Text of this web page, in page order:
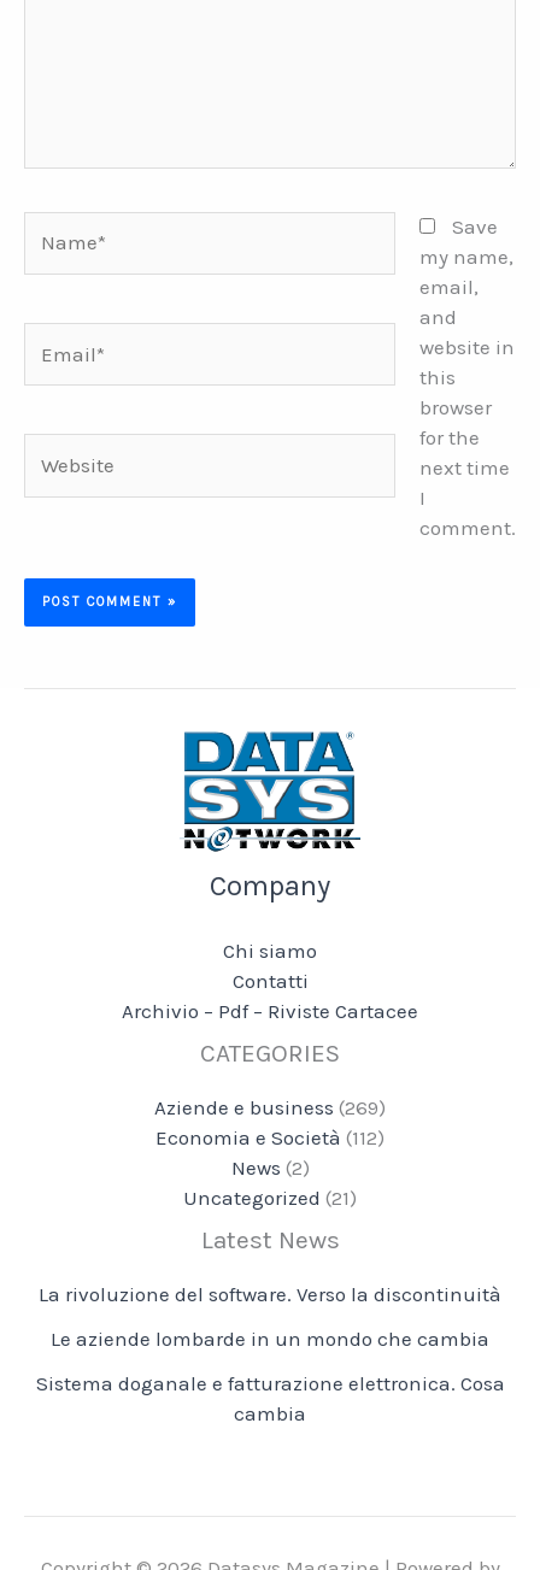
Save
my name,
email,
and
website in
this
browser
for the
next time
I
comment.
Company
Chi siamo
Contatti
Archivio – Pdf – Riviste Cartacee
CATEGORIES
Aziende e business (269)
Economia e Società (112)
News (2)
Uncategorized (21)
Latest News
La rivoluzione del software. Verso la discontinuità
Le aziende lombarde in un mondo che cambia
Sistema doganale e fatturazione elettronica. Cosa
cambia